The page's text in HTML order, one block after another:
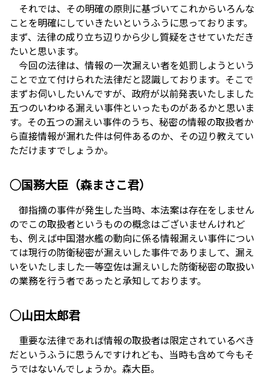
それでは、その明確の原則に基づいてこれからいろんな
ことを明確にしていきたいというふうに思っております。
まず、法律の成り立ち辺りから少し質疑をさせていただき
たいと思います。
今回の法律は、情報の一次漏えい者を処罰しようという
ことで立て付けられた法律だと認識しております。そこで
まずお伺いしたいんですが、政府が以前発表いたしました
五つのいわゆる漏えい事件といったものがあるかと思いま
す。その五つの漏えい事件のうち、秘密の情報の取扱者か
ら直接情報が漏れた件は何件あるのか、その辺り教えてい
ただけますでしょうか。
○国務大臣（森まさこ君）
御指摘の事件が発生した当時、本法案は存在をしません
のでこの取扱者というものの概念はございませんけれど
も、例えば中国潜水艦の動向に係る情報漏えい事件につい
ては現行の防衛秘密が漏えいした事件でありまして、漏え
いをいたしました一等空佐は漏えいした防衛秘密の取扱い
の業務を行う者であったと承知しております。
○山田太郎君
重要な法律であれば情報の取扱者は限定されているべき
だというふうに思うんですけれども、当時も含めて今もそ
うではないんでしょうか。森大臣。